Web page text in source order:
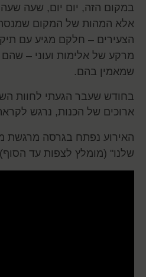
במקום הזה, יום יום, שעה
אלא המהות של המקום שמנסה
הצעירים – חלקם מגיע עם
מרקע של אלימות ועוני – שהם
שמאמין בהם.
בחודש שעבר הגעתי לחוות
ארוכים של הכנות, נרגש
האירוע נפתח בגרסה מרגשת
שלנו" (מומלץ לצפות עד